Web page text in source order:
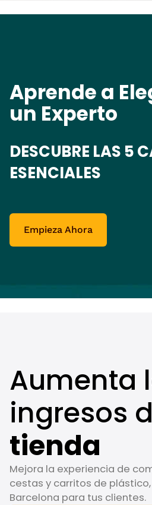
Aprende a
un Experto
DESCUBRE LAS 5
ESENCIALES
Empieza Ahora
Aumenta
ingresos
tienda
Mejora la experiencia de
cestas y carritos de
Barcelona para tus clientes.